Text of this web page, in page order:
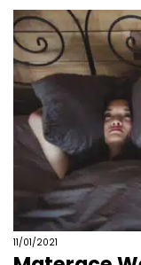
11/01/2021